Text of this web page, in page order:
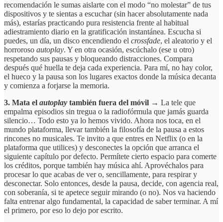
recomendación le sumas aislarte con el modo “no molestar” de tus
dispositivos y te sientas a escuchar (sin hacer absolutamente nada
más), estarías practicando pura resistencia frente al habitual
adiestramiento diario en la gratificación instantánea. Escucha si
puedes, un día, un disco encendiendo el crossfade, el aleatorio y el
horroroso autoplay. Y en otra ocasión, escúchalo (ese u otro)
respetando sus pausas y bloqueando distracciones. Compara
después qué huella te deja cada experiencia. Para mí, no hay color,
el hueco y la pausa son los lugares exactos donde la música decanta
y comienza a forjarse la memoria.
3. Mata el autoplay también fuera del móvil → La tele que
empalma episodios sin tregua o la radiofórmula que jamás guarda
silencio… Todo esto ya lo hemos vivido. Ahora nos toca, en el
mundo plataforma, llevar también la filosofía de la pausa a estos
rincones no musicales. Te invito a que entres en Netflix (o en la
plataforma que utilices) y desconectes la opción que arranca el
siguiente capítulo por defecto. Permítete cierto espacio para comerte
los créditos, porque también hay música ahí. Aprovéchalos para
procesar lo que acabas de ver o, sencillamente, para respirar y
desconectar. Solo entonces, desde la pausa, decide, con agencia real,
con soberanía, si te apetece seguir mirando (o no). Nos va haciendo
falta entrenar algo fundamental, la capacidad de saber terminar. A mí
el primero, por eso lo dejo por escrito.